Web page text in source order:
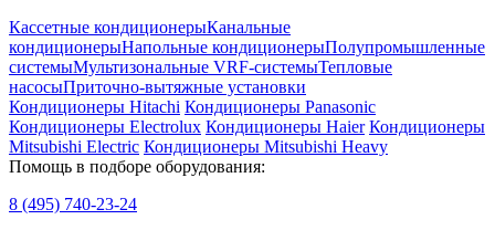
Кассетные кондиционерыКанальные
кондиционерыНапольные кондиционерыПолупромышленные
системыМультизональные VRF-системыТепловые
насосыПриточно-вытяжные установки
Кондиционеры Hitachi Кондиционеры Panasonic
Кондиционеры Electrolux Кондиционеры Haier Кондиционеры
Mitsubishi Electric Кондиционеры Mitsubishi Heavy
Помощь в подборе оборудования:
8 (495) 740-23-24